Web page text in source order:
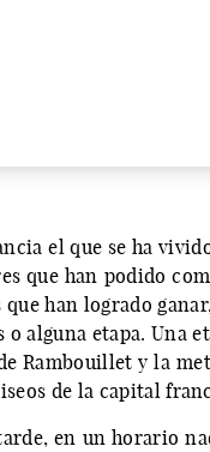
el que se ha
que han podido
han logrado
alguna etapa. Una
Rambouillet y la
de la capital
en un horario